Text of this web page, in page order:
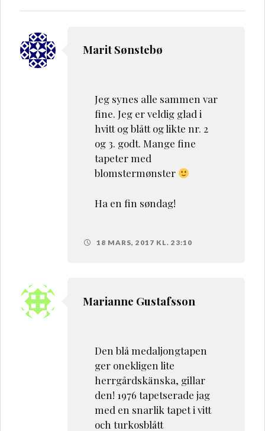
Marit Sønstebø
Jeg synes alle sammen var
fine. Jeg er veldig glad i
hvitt og blått og likte nr. 2
og 3. godt. Mange fine
tapeter med
blomstermønster
Ha en fin søndag!
18 MARS, 2017 KL. 23:10
Marianne Gustafsson
Den blå medaljongtapen
ger onekligen lite
herrgårdskänska, gillar
den! 1976 tapetserade jag
med en snarlik tapet i vitt
och turkosblått